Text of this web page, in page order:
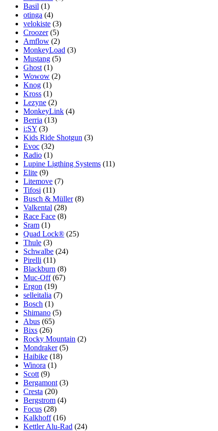
Basil (1)
otinga (4)
velokiste (3)
Croozer (5)
Amflow (2)
MonkeyLoad (3)
Mustang (5)
Ghost (1)
Wowow (2)
Knog (1)
Kross (1)
Lezyne (2)
MonkeyLink (4)
Berria (13)
i:SY (3)
Kids Ride Shotgun (3)
Evoc (32)
Radio (1)
Lupine Ligthing Systems (11)
Elite (9)
Litemove (7)
Tifosi (11)
Busch & Müller (8)
Valkental (28)
Race Face (8)
Sram (1)
Quad Lock® (25)
Thule (3)
Schwalbe (24)
Pirelli (11)
Blackburn (8)
Muc-Off (67)
Ergon (19)
selleitalia (7)
Bosch (1)
Shimano (5)
Abus (65)
Bixs (26)
Rocky Mountain (2)
Mondraker (5)
Haibike (18)
Winora (1)
Scott (9)
Bergamont (3)
Cresta (20)
Bergstrom (4)
Focus (28)
Kalkhoff (16)
Kettler Alu-Rad (24)